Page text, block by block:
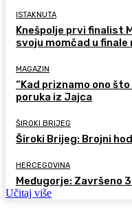
ISTAKNUTA
Knešpolje prvi finalist
svoju momčad u finale
MAGAZIN
“Kad priznamo ono
poruka iz Jajca
ŠIROKI BRIJEG
Široki Brijeg: Brojni
HERCEGOVINA
Međugorje: Završeno
Učitaj više